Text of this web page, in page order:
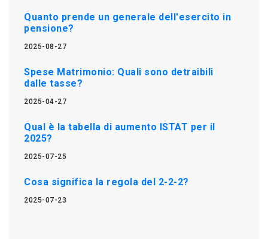
Quanto prende un generale dell'esercito in
pensione?
2025-08-27
Spese Matrimonio: Quali sono detraibili
dalle tasse?
2025-04-27
Qual è la tabella di aumento ISTAT per il
2025?
2025-07-25
Cosa significa la regola del 2-2-2?
2025-07-23